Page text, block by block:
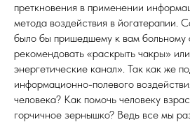
преткновения в применении
метода воздействия в йогатерапии.
было бы пришедшему к вам больному
рекомендовать «раскрыть чакры»
энергетические канал». Так как же
информационно-полевого
человека? Как помочь человеку
горчичное зернышко? Ведь все мы